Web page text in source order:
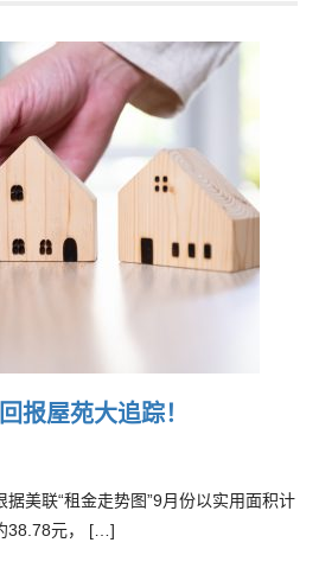
报屋苑大追踪！
美联“租金走势图”9月份以实用面积计
38.78元， […]